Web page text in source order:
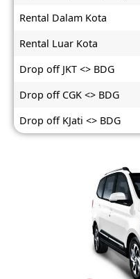
Rental Dalam Kota
Rental Luar Kota
Drop off JKT <> BDG
Drop off CGK <> BDG
Drop off KJati <> BDG